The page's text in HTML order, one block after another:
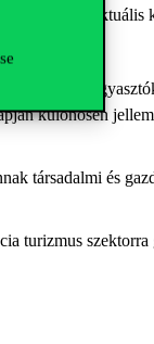
adódó aktuális
a
különösen
társadalmi és
turizmus